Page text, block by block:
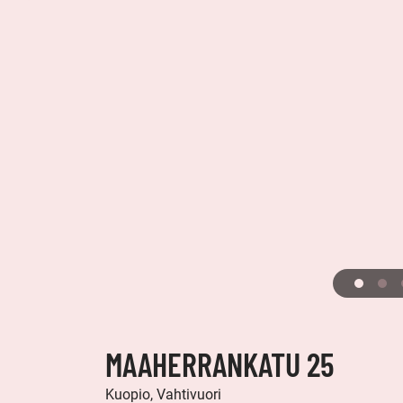
MAAHERRANKATU 25
Kuopio, Vahtivuori